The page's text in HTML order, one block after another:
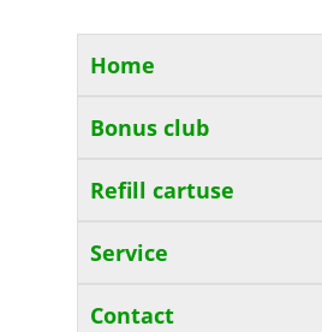
Home
Bonus club
Refill cartuse
Service
Contact